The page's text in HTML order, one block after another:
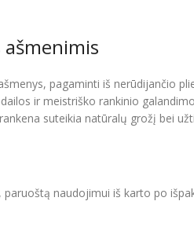
pagaminti iš nerūdijančio
ir meistriško rankinio
suteikia natūralų grožį bei
naudojimui iš karto po